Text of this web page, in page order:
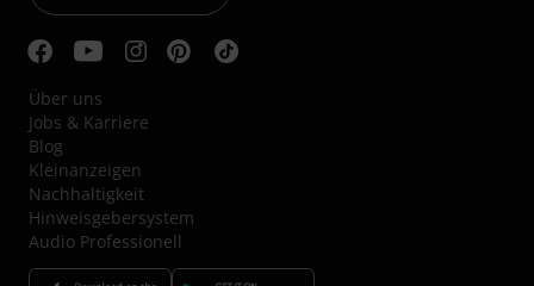
Über uns
Jobs & Karriere
Blog
Kleinanzeigen
Nachhaltigkeit
Hinweisgebersystem
Audio Professionell